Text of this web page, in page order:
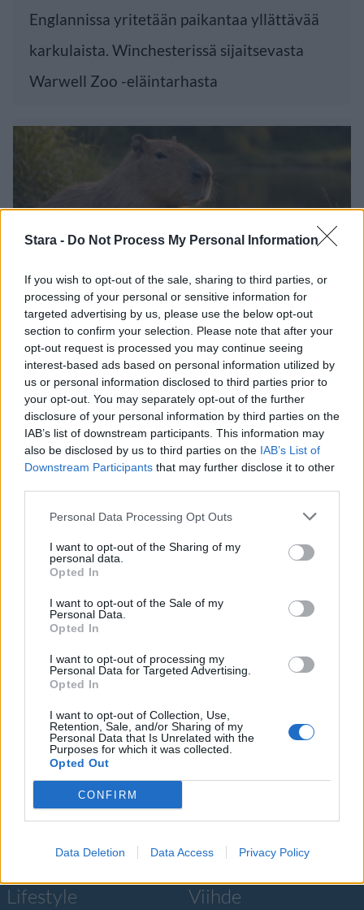
Stara - Do Not Process My Personal Information
If you wish to opt-out of the sale, sharing to third parties, or
processing of your personal or sensitive information for
targeted advertising by us, please use the below opt-out
section to confirm your selection. Please note that after your
opt-out request is processed you may continue seeing
interest-based ads based on personal information utilized by
us or personal information disclosed to third parties prior to
your opt-out. You may separately opt-out of the further
disclosure of your personal information by third parties on the
IAB’s list of downstream participants. This information may
also be disclosed by us to third parties on the IAB’s List of
Downstream Participants that may further disclose it to other
Personal Data Processing Opt Outs
I want to opt-out of the Sharing of my
personal data.
Opted In
I want to opt-out of the Sale of my
Personal Data.
Opted In
I want to opt-out of processing my
Personal Data for Targeted Advertising.
Opted In
I want to opt-out of Collection, Use,
Retention, Sale, and/or Sharing of my
Personal Data that Is Unrelated with the
Purposes for which it was collected.
Opted Out
CONFIRM
Data Deletion Data Access Privacy Policy
Englannissa yritetään paikantaa yllättävää
karkulaista. Winchesterissä sijaitsevasta
Warwell Zoo -eläintarhasta
Viihdeuutiset
30.1.2026, 14:55
Kapybarat
kylpemiskilpailussa –
sulattaa paatuneimmankin
sydämen
harvinaislaatuinen kilpailu. Useiden
Tietoa meistä
Tietosuojalauseke
Yhteistyössä
Kesä!
Lifestyle Viihde